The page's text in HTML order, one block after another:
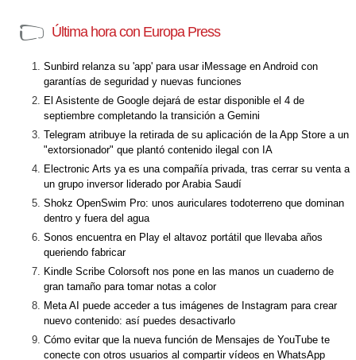
Última hora con Europa Press
Sunbird relanza su 'app' para usar iMessage en Android con
garantías de seguridad y nuevas funciones
El Asistente de Google dejará de estar disponible el 4 de
septiembre completando la transición a Gemini
Telegram atribuye la retirada de su aplicación de la App Store a un
"extorsionador" que plantó contenido ilegal con IA
Electronic Arts ya es una compañía privada, tras cerrar su venta a
un grupo inversor liderado por Arabia Saudí
Shokz OpenSwim Pro: unos auriculares todoterreno que dominan
dentro y fuera del agua
Sonos encuentra en Play el altavoz portátil que llevaba años
queriendo fabricar
Kindle Scribe Colorsoft nos pone en las manos un cuaderno de
gran tamaño para tomar notas a color
Meta AI puede acceder a tus imágenes de Instagram para crear
nuevo contenido: así puedes desactivarlo
Cómo evitar que la nueva función de Mensajes de YouTube te
conecte con otros usuarios al compartir vídeos en WhatsApp